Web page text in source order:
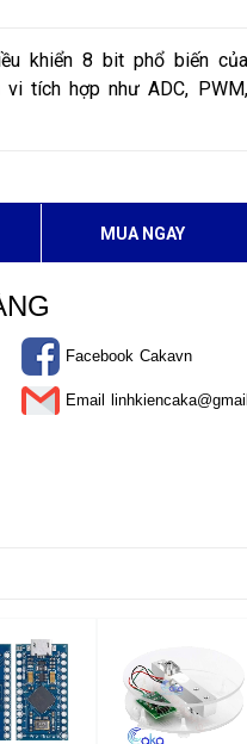
khiển 8 bit phổ biến của
tích hợp như ADC, PWM,
MUA NGAY
Facebook Cakavn
Email